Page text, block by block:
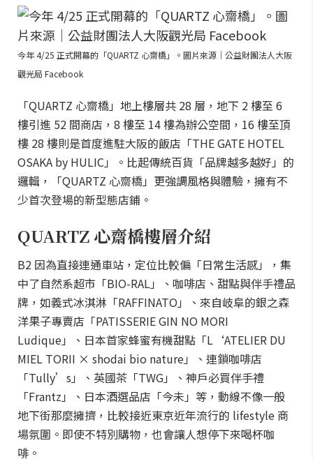
今年 4/25 正式開幕的「QUARTZ 心齋橋」。圖片來源｜公益財團法人大阪
觀光局 Facebook
「QUARTZ 心齋橋」地上樓層共 28 層，地下 2 樓至 6
樓引進 52 間商店，8 樓至 14 樓為辦公空間，16 樓至頂
樓 28 樓則是首度進駐大阪的飯店「THE GATE HOTEL
OSAKA by HULIC」。比起傳統百貨「品牌越多越好」的
邏輯，「QUARTZ 心齋橋」更強調風格與體驗，擁有不
少首次登場的新型態店鋪。
QUARTZ 心齋橋樓層介紹
B2 因為直接連通車站，定位比較偏「日常生活感」，集
中了自然系超市「BIO-RAL」、咖啡店、甜點與伴手禮品
牌，如義式冰淇淋「RAFFINATO」、來自岐阜的銀之森
洋果子專賣店「PATISSERIE GIN NO MORI
Ludique」、日本首家蜂蜜有機甜點「L‘ATELIER DU
MIEL TORII × shodai bio nature」、連鎖咖啡店
「Tully’s」、英國茶「TWG」、神戶必買伴手禮
「Frantz」、日本酒選品店「今未」等，動線不像一般
地下街那麼擁擠，比較接近東京近年流行的 lifestyle 商
場氛圍。即使不特別購物，也會讓人想停下來喝杯咖
啡。